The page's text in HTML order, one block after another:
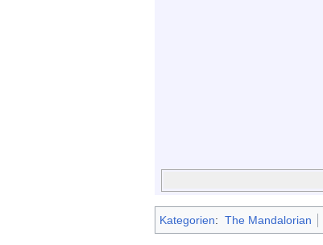
Kategorien: The Mandalorian